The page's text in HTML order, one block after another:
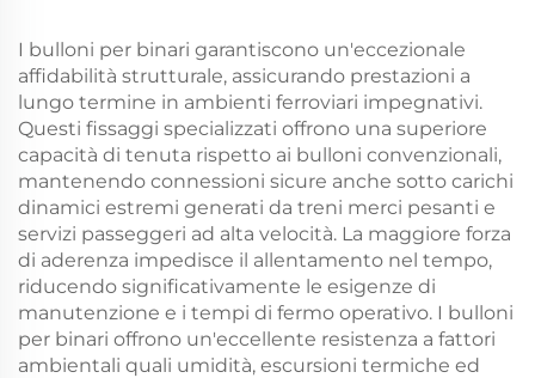
I bulloni per binari garantiscono un'eccezionale
affidabilità strutturale, assicurando prestazioni a
lungo termine in ambienti ferroviari impegnativi.
Questi fissaggi specializzati offrono una superiore
capacità di tenuta rispetto ai bulloni convenzionali,
mantenendo connessioni sicure anche sotto carichi
dinamici estremi generati da treni merci pesanti e
servizi passeggeri ad alta velocità. La maggiore forza
di aderenza impedisce il allentamento nel tempo,
riducendo significativamente le esigenze di
manutenzione e i tempi di fermo operativo. I bulloni
per binari offrono un'eccellente resistenza a fattori
ambientali quali umidità, escursioni termiche ed